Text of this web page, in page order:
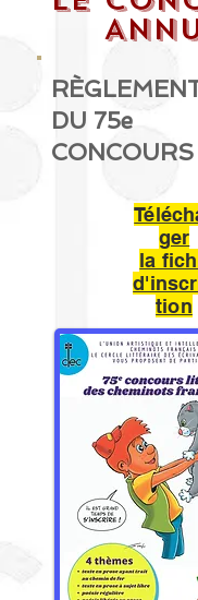
DU 75e
CONCOURS
ger
la
tion